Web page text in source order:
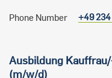
Phone Number +49
Ausbildung
(m/w/d)